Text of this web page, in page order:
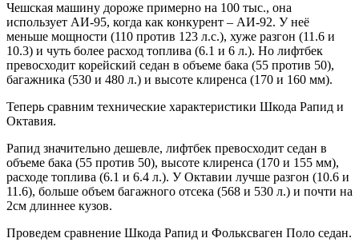
Чешская машину дороже примерно на 100 тыс., она
использует АИ-95, когда как конкурент – АИ-92. У неё
меньше мощности (110 против 123 л.с.), хуже разгон (11.6 и
10.3) и чуть более расход топлива (6.1 и 6 л.). Но лифтбек
превосходит корейский седан в объеме бака (55 против 50),
багажника (530 и 480 л.) и высоте клиренса (170 и 160 мм).
Теперь сравним технические характеристики Шкода Рапид и
Октавия.
Рапид значительно дешевле, лифтбек превосходит седан в
объеме бака (55 против 50), высоте клиренса (170 и 155 мм),
расходе топлива (6.1 и 6.4 л.). У Октавии лучше разгон (10.6 и
11.6), больше объем багажного отсека (568 и 530 л.) и почти на
2см длиннее кузов.
Проведем сравнение Шкода Рапид и Фольксваген Поло седан.